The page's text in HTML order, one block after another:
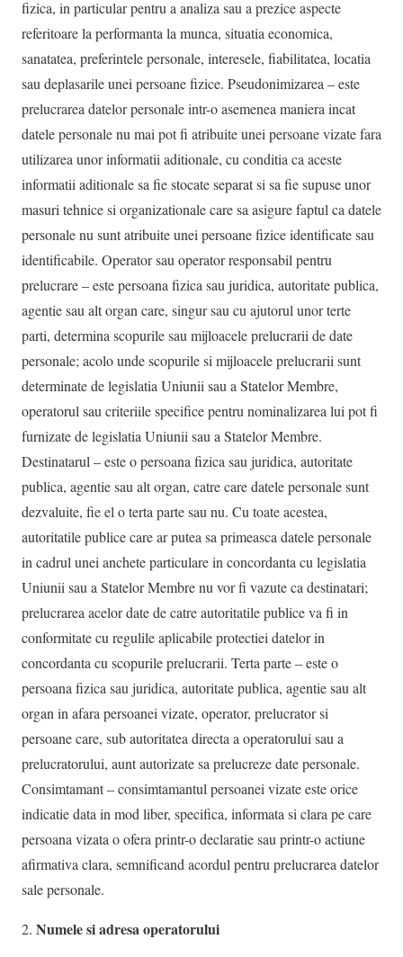
fizica, in particular pentru a analiza sau a prezice aspecte
referitoare la performanta la munca, situatia economica,
sanatatea, preferintele personale, interesele, fiabilitatea, locatia
sau deplasarile unei persoane fizice. Pseudonimizarea – este
prelucrarea datelor personale intr-o asemenea maniera incat
datele personale nu mai pot fi atribuite unei persoane vizate fara
utilizarea unor informatii aditionale, cu conditia ca aceste
informatii aditionale sa fie stocate separat si sa fie supuse unor
masuri tehnice si organizationale care sa asigure faptul ca datele
personale nu sunt atribuite unei persoane fizice identificate sau
identificabile. Operator sau operator responsabil pentru
prelucrare – este persoana fizica sau juridica, autoritate publica,
agentie sau alt organ care, singur sau cu ajutorul unor terte
parti, determina scopurile sau mijloacele prelucrarii de date
personale; acolo unde scopurile si mijloacele prelucrarii sunt
determinate de legislatia Uniunii sau a Statelor Membre,
operatorul sau criteriile specifice pentru nominalizarea lui pot fi
furnizate de legislatia Uniunii sau a Statelor Membre.
Destinatarul – este o persoana fizica sau juridica, autoritate
publica, agentie sau alt organ, catre care datele personale sunt
dezvaluite, fie el o terta parte sau nu. Cu toate acestea,
autoritatile publice care ar putea sa primeasca datele personale
in cadrul unei anchete particulare in concordanta cu legislatia
Uniunii sau a Statelor Membre nu vor fi vazute ca destinatari;
prelucrarea acelor date de catre autoritatile publice va fi in
conformitate cu regulile aplicabile protectiei datelor in
concordanta cu scopurile prelucrarii. Terta parte – este o
persoana fizica sau juridica, autoritate publica, agentie sau alt
organ in afara persoanei vizate, operator, prelucrator si
persoane care, sub autoritatea directa a operatorului sau a
prelucratorului, aunt autorizate sa prelucreze date personale.
Consimtamant – consimtamantul persoanei vizate este orice
indicatie data in mod liber, specifica, informata si clara pe care
persoana vizata o ofera printr-o declaratie sau printr-o actiune
afirmativa clara, semnificand acordul pentru prelucrarea datelor
sale personale.
Numele si adresa operatorului